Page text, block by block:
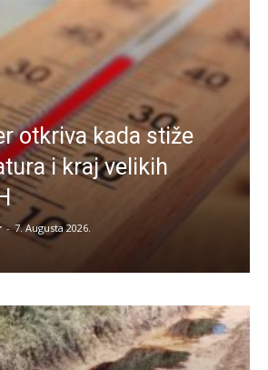
otkriva kada stiže
i kraj velikih
- 7. Augusta 2026.